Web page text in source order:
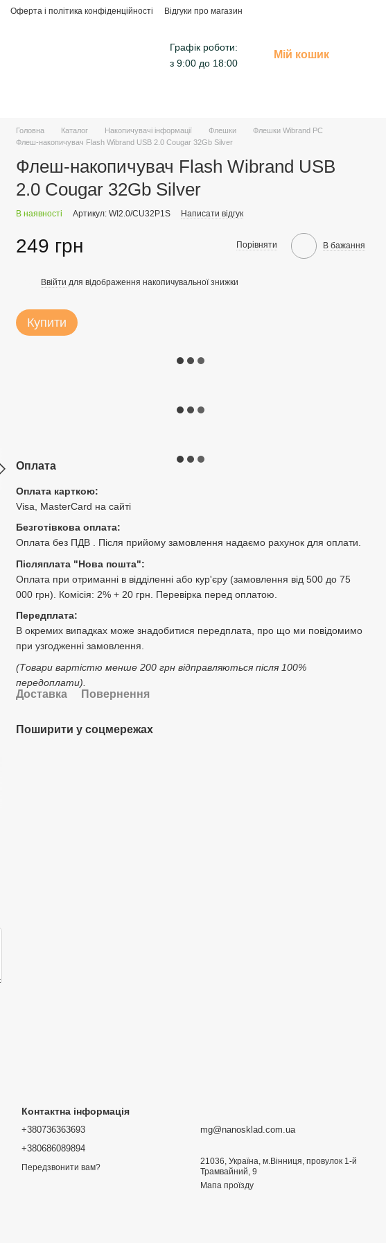
Оферта і політика конфіденційності Відгуки про магазин
Графік роботи:
з 9:00 до 18:00
Мій кошик
Головна Каталог Накопичувачі інформації Флешки
Флешки Wibrand PC
Флеш-накопичувач Flash Wibrand USB 2.0 Cougar 32Gb Silver
Флеш-накопичувач Flash Wibrand USB
2.0 Cougar 32Gb Silver
В наявності Артикул: WI2.0/CU32P1S Написати відгук
249 грн Порівняти В бажання
Ввійти для відображення накопичувальної знижки
Купити
Оплата
Оплата карткою:
Visa, MasterCard на сайті
Безготівкова оплата:
Оплата без ПДВ . Після прийому замовлення надаємо рахунок для оплати.
Післяплата "Нова пошта":
Оплата при отриманні в відділенні або кур'єру (замовлення від 500 до 75
000 грн). Комісія: 2% + 20 грн. Перевірка перед оплатою.
Передплата:
В окремих випадках може знадобитися передплата, про що ми повідомимо
при узгодженні замовлення.
(Товари вартістю менше 200 грн відправляються після 100%
передоплати).
Доставка Повернення
Поширити у соцмережах
Контактна інформація
+380736363693
+380686089894
Передзвонити вам?
mg@nanosklad.com.ua
21036, Україна, м.Вінниця, провулок 1-й
Трамвайний, 9
Мапа проїзду